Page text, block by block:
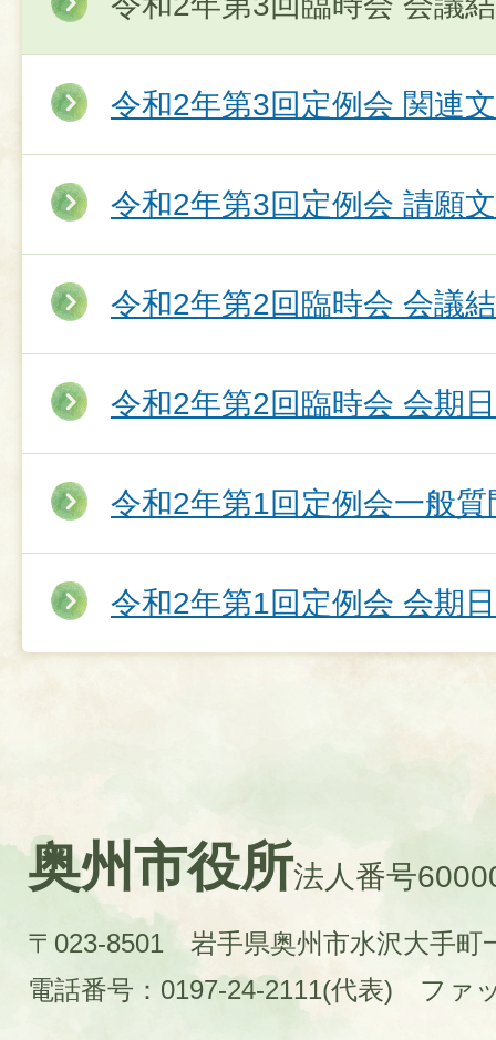
令和2年第3回定例会 関連
令和2年第3回定例会 請願
令和2年第2回臨時会 会議
令和2年第2回臨時会 会期
令和2年第1回定例会一般質
令和2年第1回定例会 会期
奥州市役所法人番号
〒023-8501 岩手県奥州市水沢大手町
電話番号：0197-24-2111(代表)
ファ